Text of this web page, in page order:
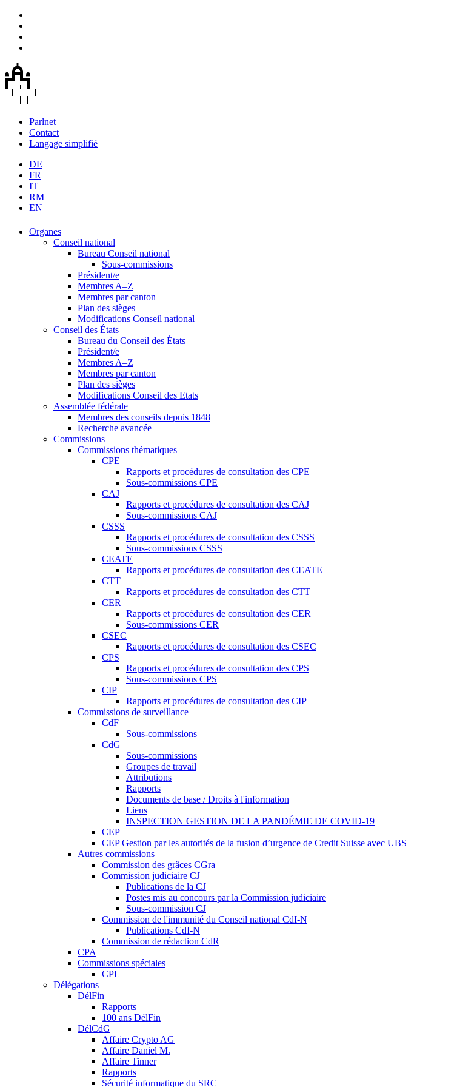
Parlnet
Contact
Langage simplifié
DE
FR
IT
RM
EN
Organes
Conseil national
Bureau Conseil national
Sous-commissions
Président/e
Membres A–Z
Membres par canton
Plan des sièges
Modifications Conseil national
Conseil des États
Bureau du Conseil des États
Président/e
Membres A–Z
Membres par canton
Plan des sièges
Modifications Conseil des Etats
Assemblée fédérale
Membres des conseils depuis 1848
Recherche avancée
Commissions
Commissions thématiques
CPE
Rapports et procédures de consultation des CPE
Sous-commissions CPE
CAJ
Rapports et procédures de consultation des CAJ
Sous-commissions CAJ
CSSS
Rapports et procédures de consultation des CSSS
Sous-commissions CSSS
CEATE
Rapports et procédures de consultation des CEATE
CTT
Rapports et procédures de consultation des CTT
CER
Rapports et procédures de consultation des CER
Sous-commissions CER
CSEC
Rapports et procédures de consultation des CSEC
CPS
Rapports et procédures de consultation des CPS
Sous-commissions CPS
CIP
Rapports et procédures de consultation des CIP
Commissions de surveillance
CdF
Sous-commissions
CdG
Sous-commissions
Groupes de travail
Attributions
Rapports
Documents de base / Droits à l'information
Liens
INSPECTION GESTION DE LA PANDÉMIE DE COVID-19
CEP
CEP Gestion par les autorités de la fusion d’urgence de Credit Suisse avec UBS
Autres commissions
Commission des grâces CGra
Commission judiciaire CJ
Publications de la CJ
Postes mis au concours par la Commission judiciaire
Sous-commission CJ
Commission de l'immunité du Conseil national CdI-N
Publications CdI-N
Commission de rédaction CdR
CPA
Commissions spéciales
CPL
Délégations
DélFin
Rapports
100 ans DélFin
DélCdG
Affaire Crypto AG
Affaire Daniel M.
Affaire Tinner
Rapports
Sécurité informatique du SRC